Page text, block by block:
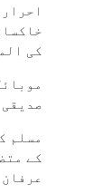
کی
صدیقی
مسلم